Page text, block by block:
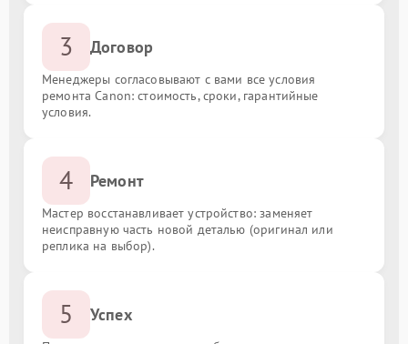
3 Договор
Менеджеры согласовывают с вами все условия
ремонта Canon: стоимость, сроки, гарантийные
условия.
4 Ремонт
Мастер восстанавливает устройство: заменяет
неисправную часть новой деталью (оригинал или
реплика на выбор).
5 Успех